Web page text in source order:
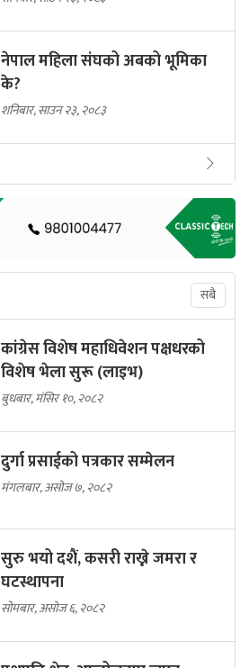
नेपाल महिला संघको अबको भूमिका
के?
शनिबार, साउन २३, २०८३
सबै
कांग्रेस विशेष महाधिवेशन पक्षधरको
विशेष भेला सुरू (लाइभ)
बुधबार, मंसिर १०, २०८२
दुर्गा प्रसाईको पत्रकार सम्मेलन
मंगलबार, असोज ७, २०८२
सुरु भयो दशैं, कसरी राख्ने जमरा र
घटस्थापना
सोमबार, असोज ६, २०८२